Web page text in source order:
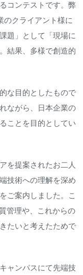
コンテストです。弊
のクライアント様に
題」として「現場に
結果、多様で創造的
な目的としたもので
ながら、日本企業の
ことを目的としてい
を提案されたお二人
技術への理解を深め
ご案内しました。こ
管理や、これからの
たいと考えたためで
ャンパスにて先端技